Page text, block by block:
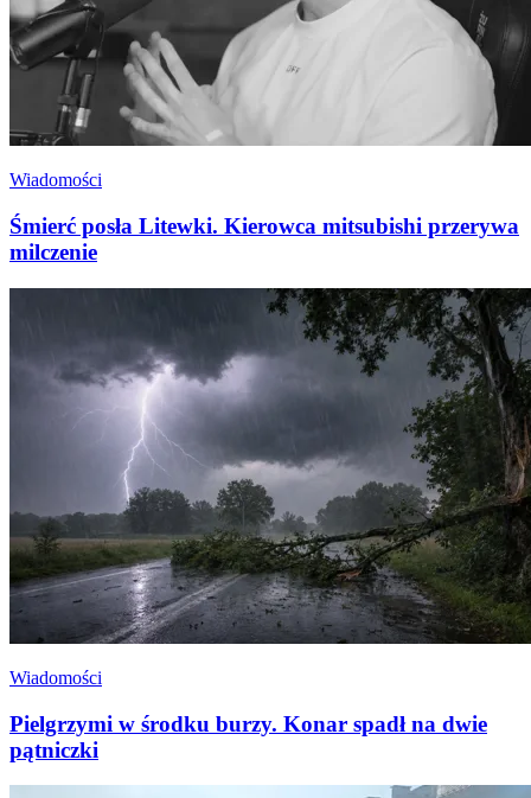
Wiadomości
Śmierć posła Litewki. Kierowca mitsubishi przerywa
milczenie
Wiadomości
Pielgrzymi w środku burzy. Konar spadł na dwie
pątniczki